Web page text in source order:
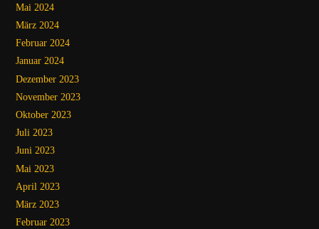
Mai 2024
März 2024
Februar 2024
Januar 2024
Dezember 2023
November 2023
Oktober 2023
Juli 2023
Juni 2023
Mai 2023
April 2023
März 2023
Februar 2023